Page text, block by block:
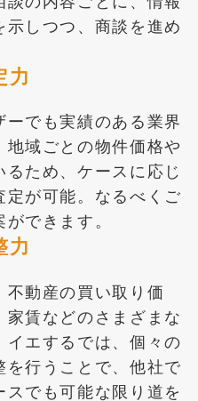
しつつ、商談を進め
力
でも実績のある業界
域ごとの物件価格や
ため、ケースに応じ
定が可能。なるべくご
できます。
力
不動産の買い取り価
賃などのさまざまな
エするでは、個々の
を行うことで、他社で
でも可能な限り道を